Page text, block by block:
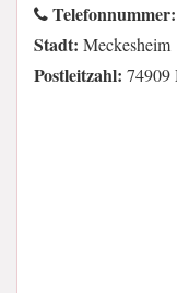
Telefonnummer:
Stadt: Meckesheim
Postleitzahl: 74909